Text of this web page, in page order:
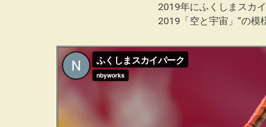
2019年にふくしまスカ
2019「空と宇宙」”の模